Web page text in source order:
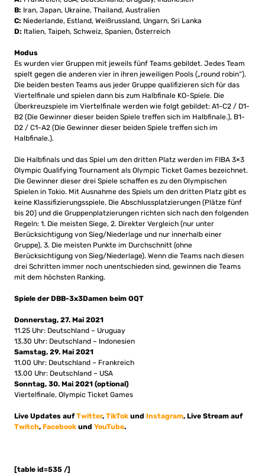
B: Iran, Japan, Ukraine, Thailand, Australien
C: Niederlande, Estland, Weißrussland, Ungarn, Sri Lanka
D: Italien, Taipeh, Schweiz, Spanien, Österreich
Modus
Es wurden vier Gruppen mit jeweils fünf Teams gebildet. Jedes Team
spielt gegen die anderen vier in ihren jeweiligen Pools („round robin“).
Die beiden besten Teams aus jeder Gruppe qualifizieren sich für das
Viertelfinale und spielen dann bis zum Halbfinale KO-Spiele. Die
Überkreuzspiele im Viertelfinale werden wie folgt gebildet: A1-C2 / D1-
B2 (Die Gewinner dieser beiden Spiele treffen sich im Halbfinale.), B1-
D2 / C1-A2 (Die Gewinner dieser beiden Spiele treffen sich im
Halbfinale.).
Die Halbfinals und das Spiel um den dritten Platz werden im FIBA ​​3×3
Olympic Qualifying Tournament als Olympic Ticket Games bezeichnet.
Die Gewinner dieser drei Spiele schaffen es zu den Olympischen
Spielen in Tokio. Mit Ausnahme des Spiels um den dritten Platz gibt es
keine Klassifizierungsspiele. Die Abschlussplatzierungen (Plätze fünf
bis 20) und die Gruppenplatzierungen richten sich nach den folgenden
Regeln: 1. Die meisten Siege, 2. Direkter Vergleich (nur unter
Berücksichtigung von Sieg/Niederlage und nur innerhalb einer
Gruppe), 3. Die meisten Punkte im Durchschnitt (ohne
Berücksichtigung von Sieg/Niederlage). Wenn die Teams nach diesen
drei Schritten immer noch unentschieden sind, gewinnen die Teams
mit dem höchsten Ranking.
Spiele der DBB-3x3Damen beim OQT
Donnerstag, 27. Mai 2021
11.25 Uhr: Deutschland – Uruguay
13.30 Uhr: Deutschland – Indonesien
Samstag, 29. Mai 2021
11.00 Uhr: Deutschland – Frankreich
13.00 Uhr: Deutschland – USA
Sonntag, 30. Mai 2021 (optional)
Viertelfinale, Olympic Ticket Games
Live Updates aufTwitter, TikTok und Instagram, Live Stream auf
Twitch, Facebook und YouTube.
[table id=535 /]